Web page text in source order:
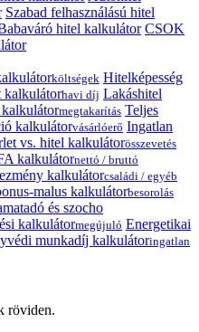
Szabad felhasználású hitel
hitel kalkulátor CSOK
költségek Hitelképesség
kalkulátorhavi díj Lakáshitel
megtakarítás Teljes
kalkulátorvásárlóerő Ingatlan
vs. hitel kalkulátorösszevetés
kalkulátornettó / bruttó
kalkulátorcsaládi / egyéb
malus kalkulátorbesorolás
és szocho
kalkulátormegújuló Energetikai
munkadíj kalkulátoringatlan
röviden.